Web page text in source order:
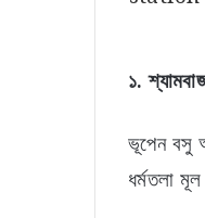
১.
ভূপেন বসু
ধর্মতলা